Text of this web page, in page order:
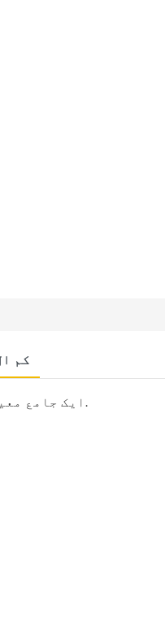
▁کم
ایک جامع معیار کی نگرانی اور جانچ کا سامان اور مضبوط نئی مصنوعات کی ترقی کی صلاحیت ہے.